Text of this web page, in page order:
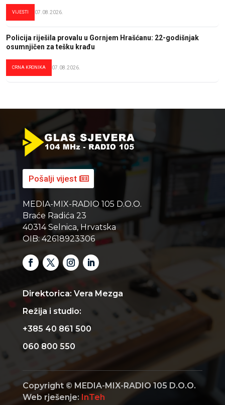
VIJESTI 07.08.2026.
Policija riješila provalu u Gornjem Hrašćanu: 22-godišnjak
osumnjičen za tešku krađu
CRNA KRONIKA 07.08.2026.
Pošalji vijest
MEDIA-MIX-RADIO 105 D.O.O.
Braće Radića 23
40314 Selnica, Hrvatska
OIB: 42618923306
Direktorica: Vera Mezga
Režija i studio:
+385 40 861 500
060 800 550
Copyright © MEDIA-MIX-RADIO 105 D.O.O.
Web rješenje: InTeh